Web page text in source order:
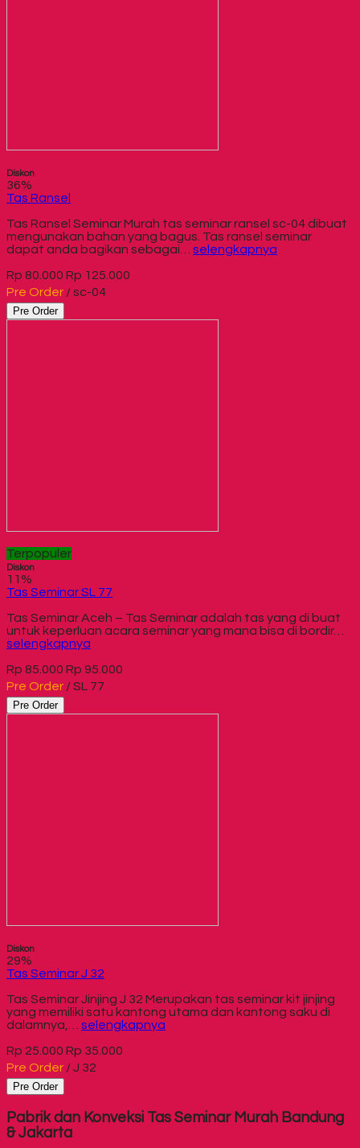
Diskon
36%
Tas Ransel
Tas Ransel Seminar Murah tas seminar ransel sc-04 dibuat
mengunakan bahan yang bagus. Tas ransel seminar
dapat anda bagikan sebagai… selengkapnya
Rp 80.000 Rp 125.000
Pre Order / sc-04
Pre Order
Terpopuler
Diskon
11%
Tas Seminar SL 77
Tas Seminar Aceh – Tas Seminar adalah tas yang di buat
untuk keperluan acara seminar yang mana bisa di bordir…
selengkapnya
Rp 85.000 Rp 95.000
Pre Order / SL 77
Pre Order
Diskon
29%
Tas Seminar J 32
Tas Seminar Jinjing J 32 Merupakan tas seminar kit jinjing
yang memiliki satu kantong utama dan kantong saku di
dalamnya,… selengkapnya
Rp 25.000 Rp 35.000
Pre Order / J 32
Pre Order
Pabrik dan Konveksi Tas Seminar Murah Bandung
& Jakarta